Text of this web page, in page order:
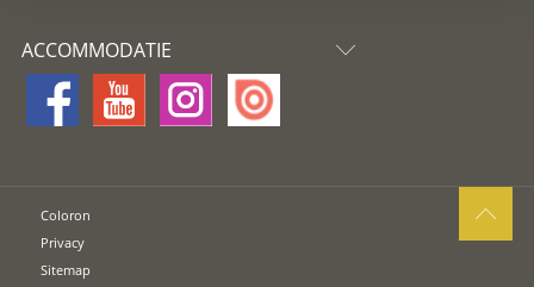
ACCOMMODATIE
Coloron
Privacy
Sitemap